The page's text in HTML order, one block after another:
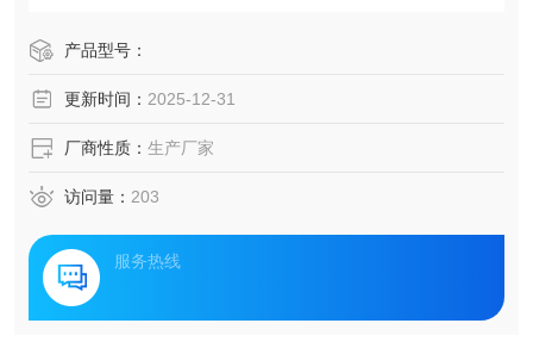
备密集度的增加，传统的电力设施巡检和维护方式已经难以
能分析算法和高效运维管理的电力设施智能化监测与运维管
障。
产品型号：
更新时间： 2025-12-31
厂商性质： 生产厂家
访问量： 203
服务热线